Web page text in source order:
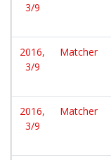
3/9
2016,
3/9
Matcher
2016,
3/9
Matcher